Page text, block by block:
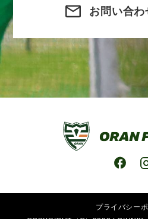
お問い合わ
プライバシー